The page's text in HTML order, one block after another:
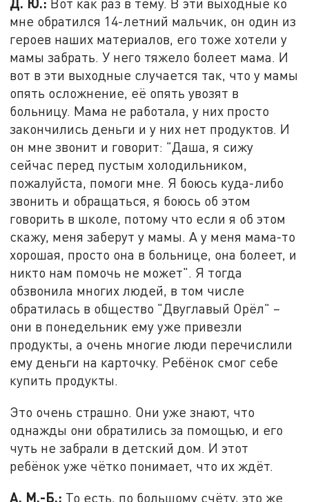
мне обратился 14-летний мальчик, он один из
героев наших материалов, его тоже хотели у
мамы забрать. У него тяжело болеет мама. И
вот в эти выходные случается так, что у мамы
опять осложнение, её опять увозят в
больницу. Мама не работала, у них просто
закончились деньги и у них нет продуктов. И
он мне звонит и говорит: "Даша, я сижу
сейчас перед пустым холодильником,
пожалуйста, помоги мне. Я боюсь куда-либо
звонить и обращаться, я боюсь об этом
говорить в школе, потому что если я об этом
скажу, меня заберут у мамы. А у меня мама-то
хорошая, просто она в больнице, она болеет, и
никто нам помочь не может". Я тогда
обзвонила многих людей, в том числе
обратилась в общество "Двуглавый Орёл" –
они в понедельник ему уже привезли
продукты, а очень многие люди перечислили
ему деньги на карточку. Ребёнок смог себе
купить продукты.
Это очень страшно. Они уже знают, что
однажды они обратились за помощью, и его
чуть не забрали в детский дом. И этот
ребёнок уже чётко понимает, что их ждёт.
А. М.-Б.: То есть, по большому счёту, это же